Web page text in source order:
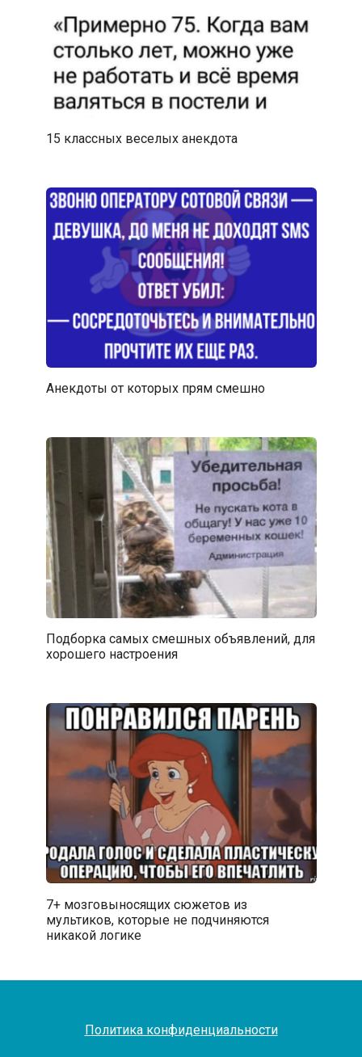
15 классных веселых анекдота
Анекдоты от которых прям смешно
Подборка самых смешных объявлений, для
хорошего настроения
7+ мозговыносящих сюжетов из
мультиков, которые не подчиняются
никакой логике
Политика конфиденциальности